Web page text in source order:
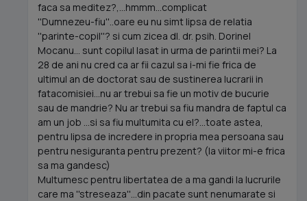
faca sa meditez?,...hmmm...complicat
''Dumnezeu-fiu''..oare eu nu simt lipsa de relatia
''parinte-copil''? si cum zicea dl. dr. psih. Dorinel
Mocanu... sunt copilul lasat in urma de parintii mei? La
28 de ani nu cred ca ar fii cazul sa i-mi fie frica de
ultimul an de doctorat sau de sustinerea lucrarii in
fatacomisiei...nu ar trebui sa fie un motiv de bucurie
sau de mandrie? Nu ar trebui sa fiu mandra de faptul ca
am un job ...si sa fiu multumita cu el?...toate astea,
pentru lipsa de incredere in propria mea persoana sau
pentru nesiguranta pentru prezent? (la viitor mi-e frica
sa ma gandesc)
Multumesc pentru libertatea de a ma gandi la lucrurile
care ma ''streseaza''...din pacate sunt nenumarate si